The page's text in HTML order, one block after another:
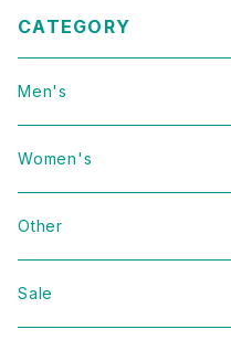
CATEGORY
Men's
Vintage
Domestic
Jacket
Women's
Vintage
Domestic
Other
bag
Sale